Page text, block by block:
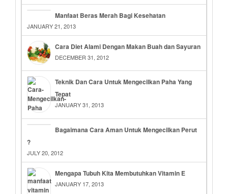
Manfaat Beras Merah Bagi Kesehatan
JANUARY 21, 2013
Cara Diet Alami Dengan Makan Buah dan Sayuran
DECEMBER 31, 2012
Teknik Dan Cara Untuk Mengecilkan Paha Yang
Tepat
JANUARY 31, 2013
Bagaimana Cara Aman Untuk Mengecilkan Perut
?
JULY 20, 2012
Mengapa Tubuh Kita Membutuhkan Vitamin E
JANUARY 17, 2013